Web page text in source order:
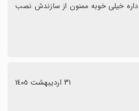
٣١ اردیبهشت ١٤٠٥